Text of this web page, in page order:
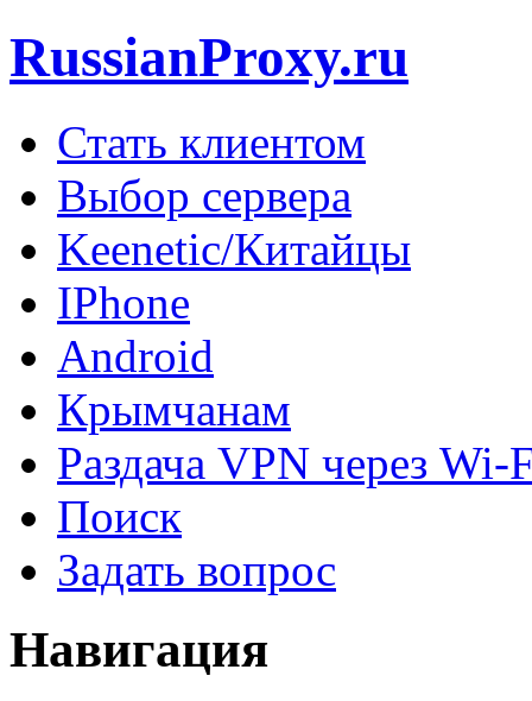
RussianProxy.ru
Стать клиентом
Выбор сервера
Keenetic/Китайцы
IPhone
Android
Крымчанам
Раздача VPN через Wi-
Поиск
Задать вопрос
Навигация